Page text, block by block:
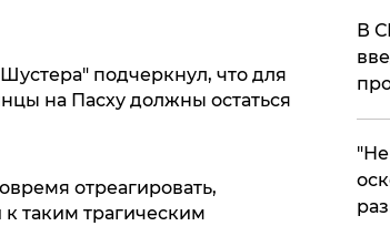
подчеркнул, что для
на Пасху должны остаться
отреагировать,
таким трагическим
В